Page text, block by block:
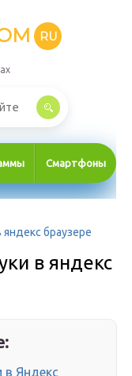
RU
Смартфоны
браузере
в яндекс
в Яндекс